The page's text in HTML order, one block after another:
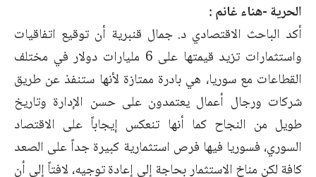
الحرية -هناء غانم :
أكد الباحث الاقتصادي د. جمال قنبرية أنتوقيع اتفاقيات
واستثمارات
تزيد قيمتها على 6 مليارات دولار في مختلف
القطاعات مع سوريا، هي بادرة ممتازة لأنها ستنفذ عن طريق
شركات ورجال أعمال يعتمدون على حسن الإدارة وتاريخ
طويل من النجاح كما أنها تنعكس إيجاباً على الاقتصاد
السوري، فسوريا فيها فرص استثمارية كبيرة جداً على الصعد
كافة لكن مناخ الاستثمار بحاجة إلى إعادة توجيه، لافتاً إلى أن